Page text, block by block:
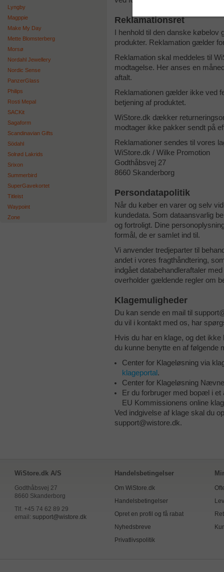
Lyngby
Magppie
Make My Day
Mette Blomsterberg
Morsø
Nordahl Jewellery
Nordic Sense
PanzerGlass
Philips
Rosti Mepal
SACKit
Sagaform
Scandinavian Gifts
Södahl
Solrød Lakrids
Srixon
Summerbird
SuperGavekortet
Titleist
Waypoint
Zone
Reklamationsret
I henhold til den danske
produkter. Reklamation gælder
Reklamation skal meddeles til
modtagelse. Her anses en
aftalt.
Reklamationen gælder ikke ved
betjening af produktet.
WiStore.dk dækker
modtager ikke pakker sendt på
Reklamationer sendes til vores
WiStore.dk / Wilke Promotion
Godthåbsvej 27
8660 Skanderborg
Persondatapolitik
Når du køber en varer og selv
kundedata. Som dataansvarlig
og fortroligt. Dine
formål, de er samlet ind til.
Vi anvender tredjeparter til
andet i vores fragthåndtering,
indgået databehandleraftaler
overholder gældende regler om
Klagemuligheder
Du kan sende en mail til
du vil i kontakt med os, har
Hvis du har en klage, og det
du kunne benytte en af følgende
Center for Klageløsning via
klageportal .
Center for Klageløsning
Er du forbruger med bopæl i et
EU Kommissionens online
Ved indgivelse af klage skal du
support@wistore.dk.
WiStore.dk A/S
Godthåbsvej 27
8660 Skanderborg
Tlf. +45 74 62 89 29
email: support@wistore.dk
Handelsbetingelser
Om WiStore.dk
Handelsbetingelser
Opret en profil og få rabat
Nyhedsbreve
Privatlivspolitik